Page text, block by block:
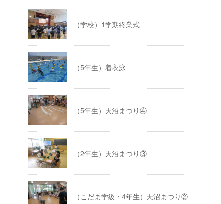
（学校）1学期終業式
（5年生）着衣泳
（5年生）天沼まつり④
（2年生）天沼まつり③
（こだま学級・4年生）天沼まつり②